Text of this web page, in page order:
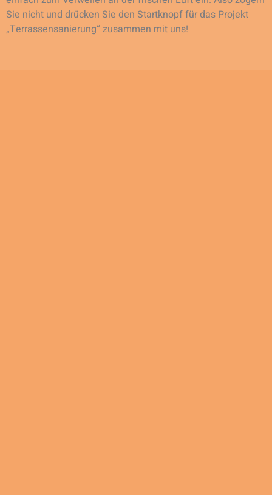
Sie nicht und drücken Sie den Startknopf für das Projekt
„Terrassensanierung“ zusammen mit uns!